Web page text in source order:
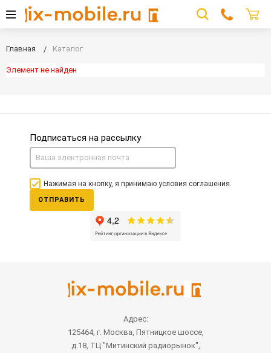
Главная Каталог
Элемент не найден
Подписаться на рассылку
Нажимая на кнопку, я принимаю условия соглашения.
ОТПРАВИТЬ
Адрес:
125464, г. Москва, Пятницкое шоссе,
д.18, ТЦ "Митинский радиорынок",